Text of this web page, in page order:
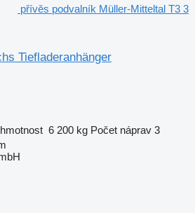
přívěs podvalník Müller-Mitteltal T3 3
Tiefladeranhänger
6 200 kg Počet náprav 3